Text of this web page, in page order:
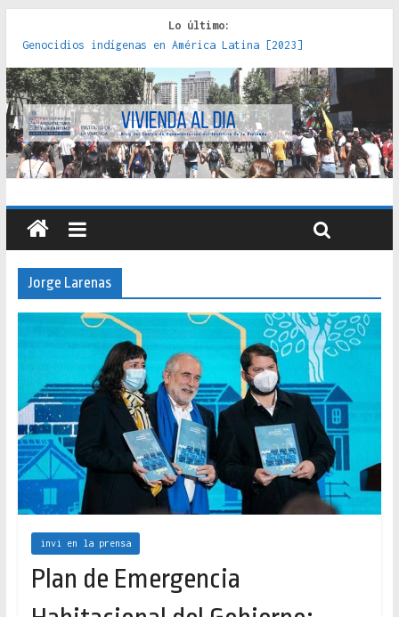
Lo último:
Genocidios indígenas en América Latina [2023]
Estudios sobre la espacialización de los Estados :
políticas, prácticas y representaciones [2022]
Donde el pedernal choca con el acero : hacia una teoría
crítica de las fronteras latinoamericanas [2020]
Criterios técnicos para una vivienda adecuada [2019]
Red de consultorios de la Caja del Seguro Obrero en
Santiago : un patrimonio emblemático [2014]
Jorge Larenas
invi en la prensa
Plan de Emergencia